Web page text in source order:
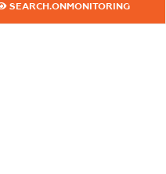
SEARCH.ONMONITORING